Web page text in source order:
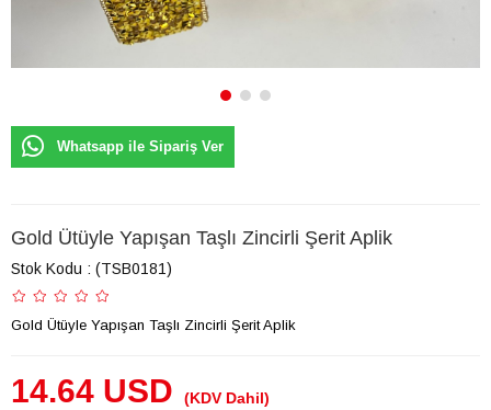
Whatsapp ile Sipariş Ver
Gold Ütüyle Yapışan Taşlı Zincirli Şerit Aplik
Stok Kodu (TSB0181)
Gold Ütüyle Yapışan Taşlı Zincirli Şerit Aplik
14.64 USD (KDV Dahil)